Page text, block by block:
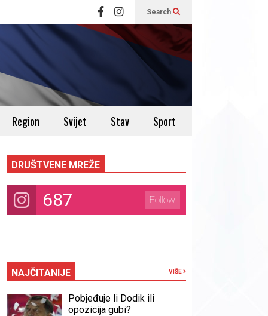
Search
Region Svijet Stav Sport
DRUŠTVENE MREŽE
687 Follow
NAJČITANIJE VIŠE
Pobjeđuje li Dodik ili
opozicija gubi?